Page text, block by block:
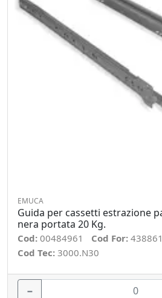
EMUCA
Guida per cassetti estrazione
nera portata 20 Kg.
Cod: 00484961 Cod For:
Cod Tec: 3000.N30
−